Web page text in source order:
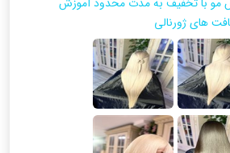
هاي ژورنالي